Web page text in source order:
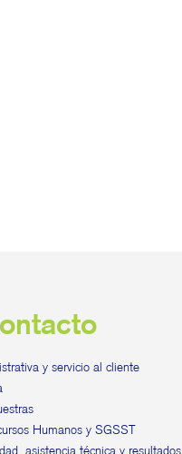
y servicio al cliente
Humanos y SGSST
asistencia técnica y resultados